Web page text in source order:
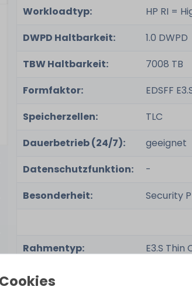
Workloadtyp:
HP RI =
DWPD Haltbarkeit:
1.0 DWPD
TBW Haltbarkeit:
7008 TB
Formfaktor:
EDSFF
Speicherzellen:
TLC
Dauerbetrieb (24/7):
geeignet
Datenschutzfunktion:
-
Besonderheit:
Security
Rahmentyp:
E3.S Thin
Einsatzfähigkeit: